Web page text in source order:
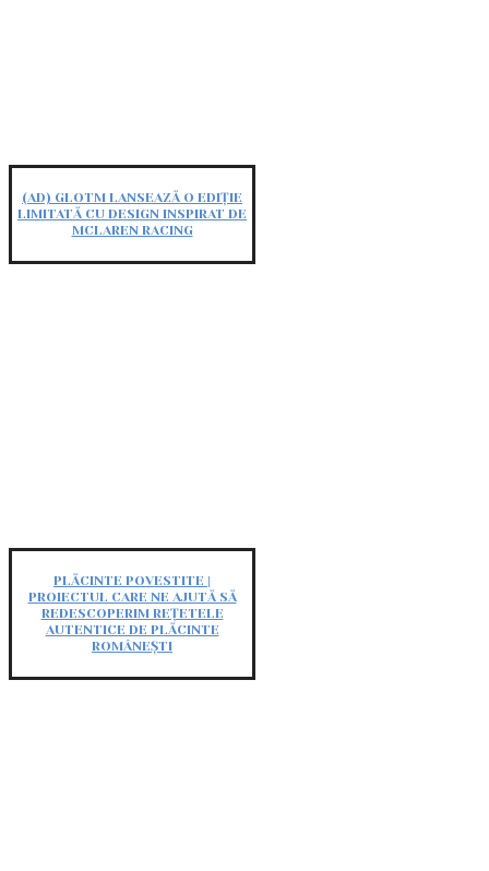
(AD) GLOTM LANSEAZĂ O EDIȚIE
LIMITATĂ CU DESIGN INSPIRAT DE
MCLAREN RACING
PLĂCINTE POVESTITE |
PROIECTUL CARE NE AJUTĂ SĂ
REDESCOPERIM REȚETELE
AUTENTICE DE PLĂCINTE
ROMÂNEȘTI